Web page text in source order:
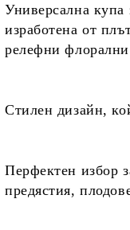
Универсална купа
изработена от
релефни
Стилен дизайн,
Перфектен избор
предястия,